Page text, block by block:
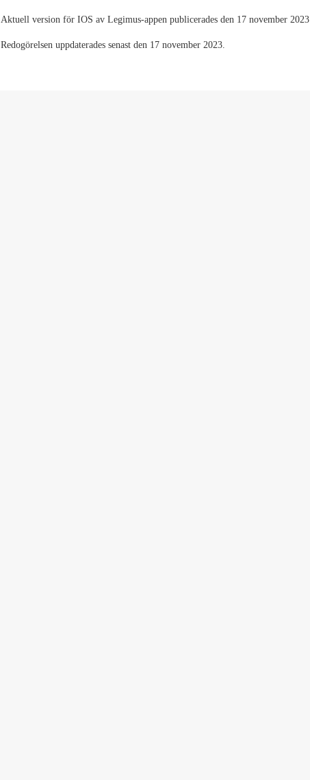
Aktuell version för IOS av Legimus-appen publicerades den 17 november 2023
Redogörelsen uppdaterades senast den 17 november 2023.